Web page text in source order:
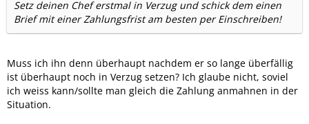
Setz deinen Chef erstmal in Verzug und schick dem einen
Brief mit einer Zahlungsfrist am besten per Einschreiben!
Muss ich ihn denn überhaupt nachdem er so lange überfällig
ist überhaupt noch in Verzug setzen? Ich glaube nicht, soviel
ich weiss kann/sollte man gleich die Zahlung anmahnen in der
Situation.